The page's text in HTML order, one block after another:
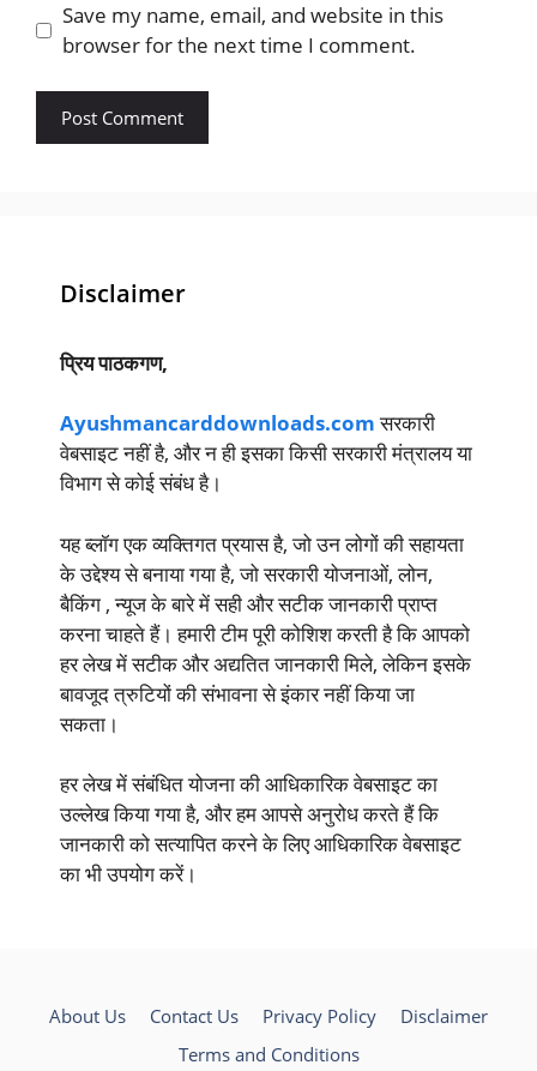
Save my name, email, and website in this
browser for the next time I comment.
Disclaimer
प्रिय पाठकगण,
Ayushmancarddownloads.comसरकारी
वेबसाइट नहीं है, और न ही इसका किसी सरकारी मंत्रालय या
विभाग से कोई संबंध है।
यह ब्लॉग एक व्यक्तिगत प्रयास है, जो उन लोगों की सहायता
के उद्देश्य से बनाया गया है, जो सरकारी योजनाओं, लोन,
बैकिंग , न्यूज के बारे में सही और सटीक जानकारी प्राप्त
करना चाहते हैं। हमारी टीम पूरी कोशिश करती है कि आपको
हर लेख में सटीक और अद्यतित जानकारी मिले, लेकिन इसके
बावजूद त्रुटियों की संभावना से इंकार नहीं किया जा
सकता।
हर लेख में संबंधित योजना की आधिकारिक वेबसाइट का
उल्लेख किया गया है, और हम आपसे अनुरोध करते हैं कि
जानकारी को सत्यापित करने के लिए आधिकारिक वेबसाइट
का भी उपयोग करें।
About Us Contact Us Privacy Policy
Disclaimer
Terms and Conditions